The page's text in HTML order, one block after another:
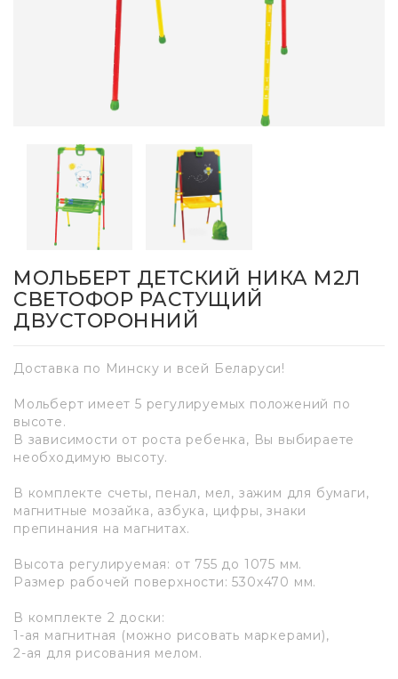
МОЛЬБЕРТ ДЕТСКИЙ НИКА М2Л
СВЕТОФОР РАСТУЩИЙ
ДВУСТОРОННИЙ
Доставка по Минску и всей Беларуси!
Мольберт имеет 5 регулируемых положений по
высоте.
В зависимости от роста ребенка, Вы выбираете
необходимую высоту.
В комплекте счеты, пенал, мел, зажим для бумаги,
магнитные мозайка, азбука, цифры, знаки
препинания на магнитах.
Высота регулируемая: от 755 до 1075 мм.
Размер рабочей поверхности: 530х470 мм.
В комплекте 2 доски:
1-ая магнитная (можно рисовать маркерами),
2-ая для рисования мелом.